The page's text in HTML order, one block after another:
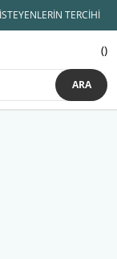
TERCİHİ
ARA